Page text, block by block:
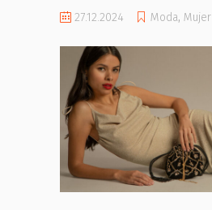
27.12.2024 Moda, Mujer